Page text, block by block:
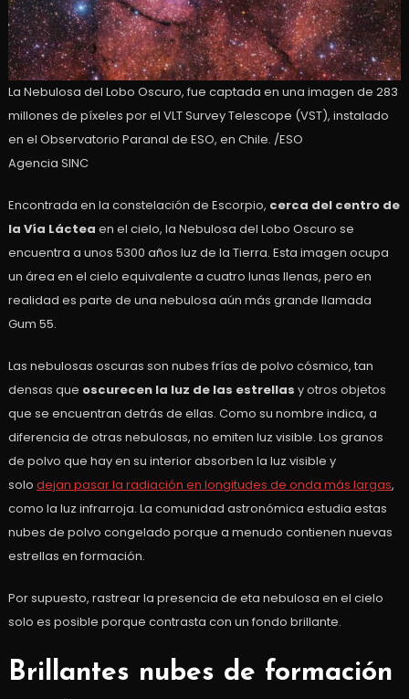
La Nebulosa del Lobo Oscuro, fue captada en una imagen de 283
millones de píxeles por el VLT Survey Telescope (VST), instalado
en el Observatorio Paranal de ESO, en Chile. /ESO
Agencia SINC
Encontrada en la constelación de Escorpio, cerca del centro de
la Vía Láctea en el cielo, la Nebulosa del Lobo Oscuro se
encuentra a unos 5300 años luz de la Tierra. Esta imagen ocupa
un área en el cielo equivalente a cuatro lunas llenas, pero en
realidad es parte de una nebulosa aún más grande llamada
Gum 55.
Las nebulosas oscuras son nubes frías de polvo cósmico, tan
densas que oscurecen la luz de las estrellas y otros objetos
que se encuentran detrás de ellas. Como su nombre indica, a
diferencia de otras nebulosas, no emiten luz visible. Los granos
de polvo que hay en su interior absorben la luz visible y
solo dejan pasar la radiación en longitudes de onda más largas,
como la luz infrarroja. La comunidad astronómica estudia estas
nubes de polvo congelado porque a menudo contienen nuevas
estrellas en formación.
Por supuesto, rastrear la presencia de eta nebulosa en el cielo
solo es posible porque contrasta con un fondo brillante.
Brillantes nubes de formación